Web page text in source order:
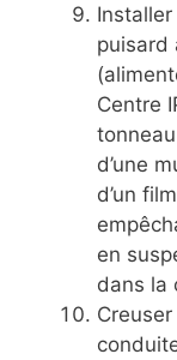
puisard
Centre
d’une
d’un
en
dans la